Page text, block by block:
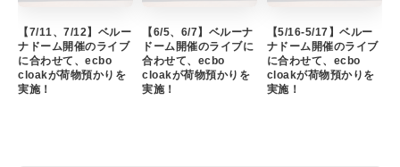
【7/11、7/12】ベルー
ナドーム開催のライブ
に合わせて、ecbo
cloakが荷物預かりを
実施！
【6/5、6/7】ベルーナ
ドーム開催のライブに
合わせて、ecbo
cloakが荷物預かりを
実施！
【5/16-5/17】ベルー
ナドーム開催のライブ
に合わせて、ecbo
cloakが荷物預かりを
実施！